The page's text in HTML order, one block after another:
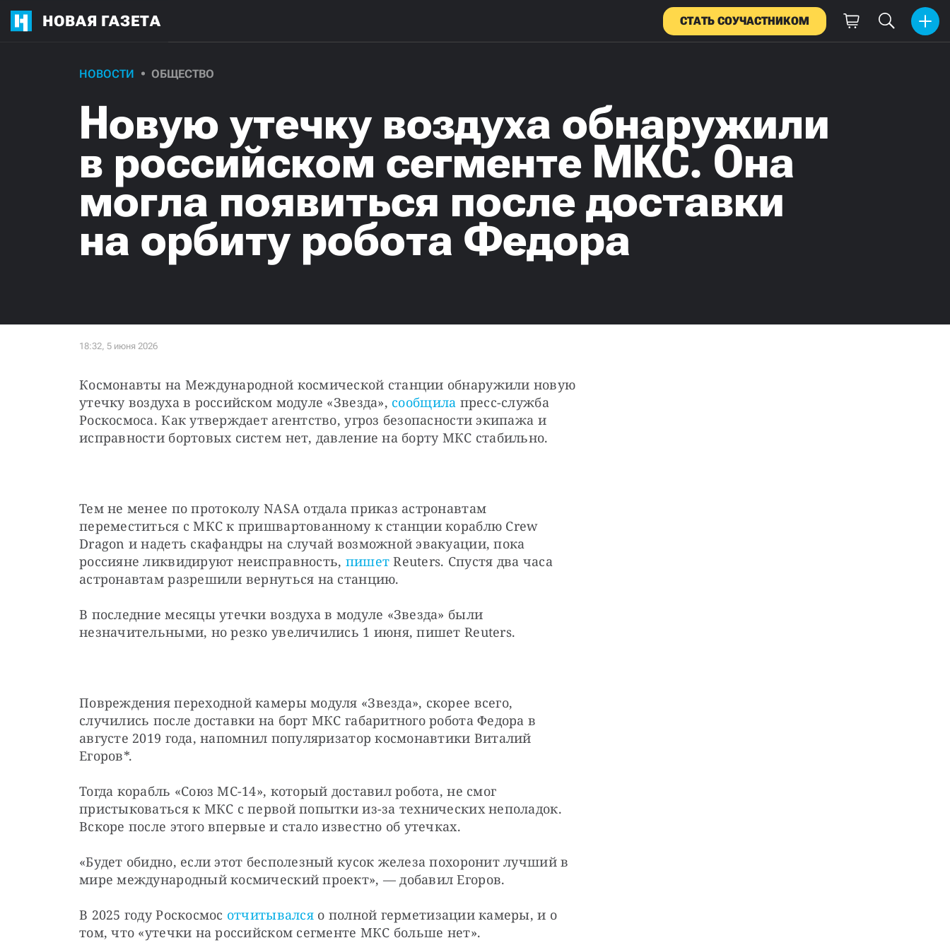
НОВАЯ ГАЗЕТА СТАТЬ СОУЧАСТНИКОМ
НОВОСТИ ОБЩЕСТВО
Новую утечку воздуха обнаружили
в российском сегменте МКС. Она
могла появиться после доставки
на орбиту робота Федора
Космонавты на Международной космической станции обнаружили новую
утечку воздуха в российском модуле «Звезда», сообщила пресс-служба
Роскосмоса. Как утверждает агентство, угроз безопасности экипажа и
исправности бортовых систем нет, давление на борту МКС стабильно.
Тем не менее по протоколу NASA отдала приказ астронавтам
переместиться с МКС к пришвартованному к станции кораблю Crew
Dragon и надеть скафандры на случай возможной эвакуации, пока
россияне ликвидируют неисправность, пишет Reuters. Спустя два часа
астронавтам разрешили вернуться на станцию.
В последние месяцы утечки воздуха в модуле «Звезда» были
незначительными, но резко увеличились 1 июня, пишет Reuters.
Повреждения переходной камеры модуля «Звезда», скорее всего,
случились после доставки на борт МКС габаритного робота Федора в
августе 2019 года, напомнил популяризатор космонавтики Виталий
Егоров*.
Тогда корабль «Союз МС-14», который доставил робота, не смог
пристыковаться к МКС с первой попытки из-за технических неполадок.
Вскоре после этого впервые и стало известно об утечках.
«Будет обидно, если этот бесполезный кусок железа похоронит лучший в
мире международный космический проект», — добавил Егоров.
В 2025 году Роскосмос отчитывался о полной герметизации камеры, и о
том, что «утечки на российском сегменте МКС больше нет».